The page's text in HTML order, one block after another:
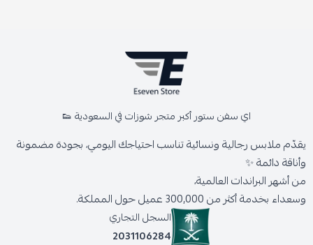
اي سفن ستور أكبر متجر شوزات في السعودية 👟
يقدّم ملابس رجالية ونسائية تناسب احتياجك اليومي، بجودة مضمونة
وأناقة دائمة ✨
من أشهر البراندات العالمية،
وسعداء بخدمة أكثر من 300,000 عميل حول المملكة.
السجل التجاري
2031106284